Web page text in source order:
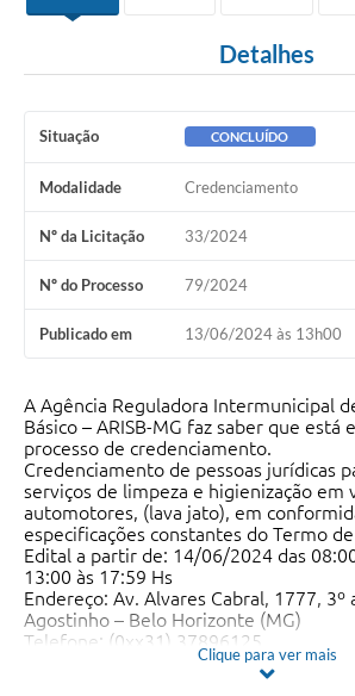
Detalhes
Situação CONCLUÍDO
Modalidade Credenciamento
Nº da Licitação 33/2024
Nº do Processo 79/2024
Publicado em 13/06/2024 às 13h00
A Agência Reguladora Intermunicipal
Básico – ARISB-MG faz saber que está
processo de credenciamento.
Credenciamento de pessoas jurídicas
serviços de limpeza e higienização em
automotores, (lava jato), em
especificações constantes do Termo
Edital a partir de: 14/06/2024 das
13:00 às 17:59 Hs
Endereço: Av. Alvares Cabral, 1777, 3º
Agostinho – Belo Horizonte (MG)
Telefone: (0xx31) 37896125
Entrega da Proposta: A partir de 14/06/
Impõe-se a observância das normas da
Clique para ver mais